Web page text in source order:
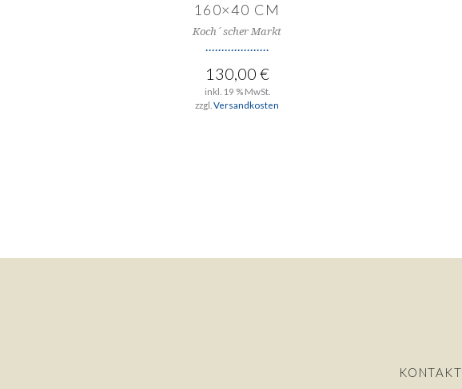
160×40 CM
Koch´scher Markt
130,00 €
inkl. 19 % MwSt.
zzgl.Versandkosten
KONTAKT